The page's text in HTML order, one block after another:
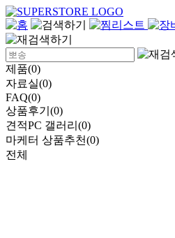
제품(0)
자료실(0)
FAQ(0)
상품후기(0)
견적PC 갤러리(0)
마케터 상품추천(0)
전체